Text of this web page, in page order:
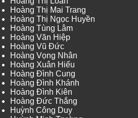
Hoàng Thị Mai Trang
Hoàng Thị Ngọc Huyền
Hoàng Tùng Lâm
Hoàng Văn Hiệp
Hoàng Vũ Đức
Hoàng Vọng Nhân
Hoàng Xuân Hiếu
Hoàng Đình Cung
Hoàng Đình Khánh
Hoàng Đình Kiên
Hoàng Đức Thắng
Huỳnh Công Duy